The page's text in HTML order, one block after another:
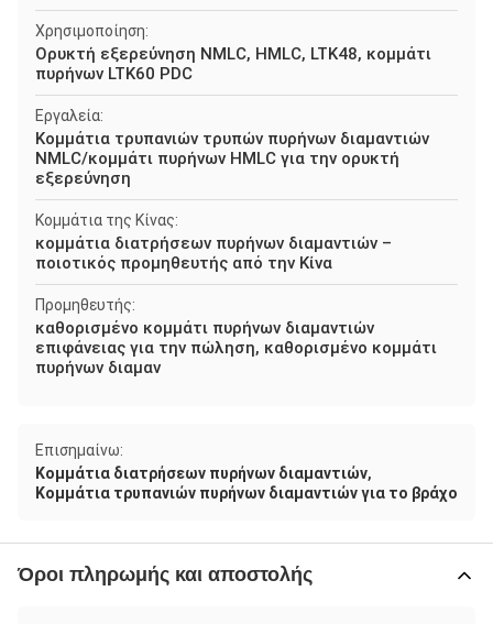
Χρησιμοποίηση:
Ορυκτή εξερεύνηση NMLC, HMLC, LTK48, κομμάτι
πυρήνων LTK60 PDC
Εργαλεία:
Κομμάτια τρυπανιών τρυπών πυρήνων διαμαντιών
NMLC/κομμάτι πυρήνων HMLC για την ορυκτή
εξερεύνηση
Κομμάτια της Κίνας:
κομμάτια διατρήσεων πυρήνων διαμαντιών –
ποιοτικός προμηθευτής από την Κίνα
Προμηθευτής:
καθορισμένο κομμάτι πυρήνων διαμαντιών
επιφάνειας για την πώληση, καθορισμένο κομμάτι
πυρήνων διαμαν
Επισημαίνω:
Κομμάτια διατρήσεων πυρήνων διαμαντιών,
Κομμάτια τρυπανιών πυρήνων διαμαντιών για το βράχο
Όροι πληρωμής και αποστολής